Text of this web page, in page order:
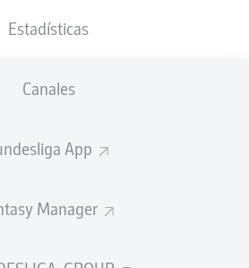
Estadísticas
Canales
App
Manager